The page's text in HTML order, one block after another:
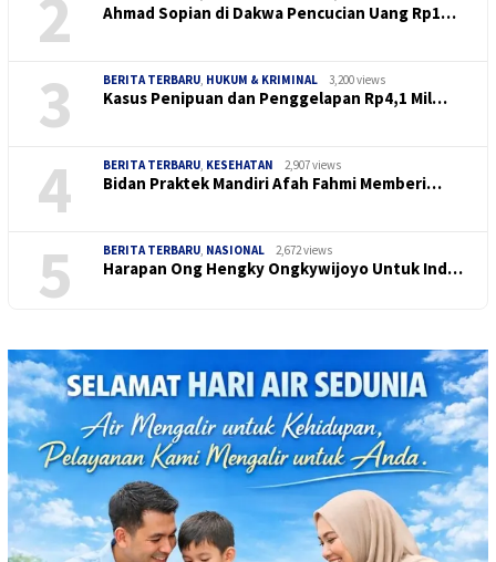
2 Ahmad Sopian di Dakwa Pencucian Uang Rp1…
3 BERITA TERBARU, HUKUM & KRIMINAL 3,200 views
Kasus Penipuan dan Penggelapan Rp4,1 Mil…
4 BERITA TERBARU, KESEHATAN 2,907 views
Bidan Praktek Mandiri Afah Fahmi Memberi…
5 BERITA TERBARU, NASIONAL 2,672 views
Harapan Ong Hengky Ongkywijoyo Untuk Ind…